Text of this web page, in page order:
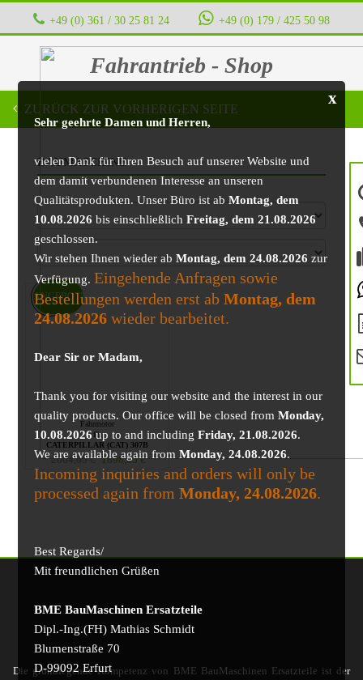
+49 (0) 361 / 30 25 81 24 ‭ ‭ ‭ ‭ +49 (0) 179 / 425 50 98
Fahrantrieb - Shop
x
Sehr geehrte Damen und Herren,
vielen Dank für Ihren Besuch auf unserer Website und
dem damit verbundenen Interesse an unseren
Qualitätsprodukten. Unser Büro ist abMontag, dem
10.08.2026 bis einschließlichFreitag, dem 21.08.2026
geschlossen.
Wir stehen Ihnen wieder abMontag, dem 24.08.2026 zur
Verfügung. Eingehende Anfragen sowie
Bestellungen werden erst abMontag, dem
24.08.2026 wieder bearbeitet.
Dear Sir or Madam,
Thank you for visiting our website and the interest in our
quality products. Our office will be closed fromMonday,
10.08.2026up to and includingFriday, 21.08.2026.
We are available again fromMonday, 24.08.2026.
Incoming inquiries and orders will only be
processed again fromMonday, 24.08.2026.
Best Regards/
Mit freundlichen Grüßen
BME BauMaschinen Ersatzteile
Dipl.-Ing.(FH) Mathias Schmidt
Blumenstraße 70
D-99092 Erfurt
ZURÜCK ZUR VORHERIGEN SEITE
BAUMASCHINE
Fahrmotor
für
CATERPILLAR (CAT) 307B
2064,65€ 1898,05€
ANGEBOT!
Die grundlegende Kompetenz von BME BauMaschinen Ersatzteile ist der